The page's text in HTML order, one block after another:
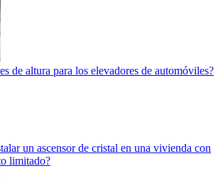
de altura para los elevadores de automóviles?
un ascensor de cristal en una vivienda con
limitado?